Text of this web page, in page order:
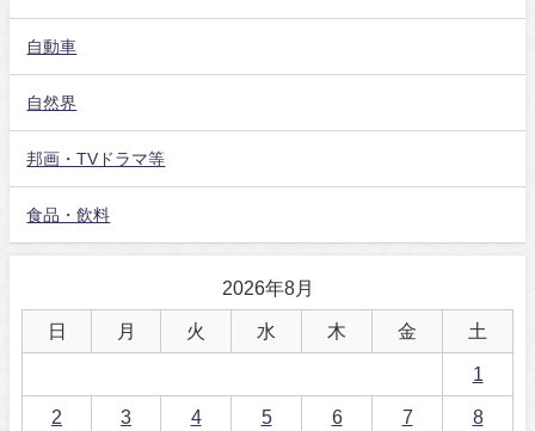
自動車
自然界
邦画・TVドラマ等
食品・飲料
2026年8月
日 月 火 水 木 金 土
1
2 3 4 5 6 7 8